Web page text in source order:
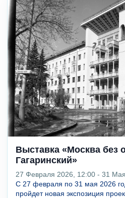
Выставка «Москва без
Гагаринский»
27 Февраля 2026, 12:00 - 31
С 27 февраля по 31 мая 2026
пройдет новая экспозиция